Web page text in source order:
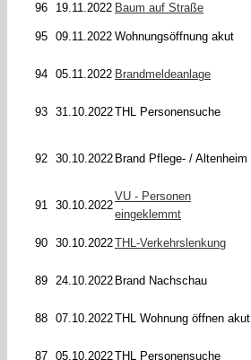
96 19.11.2022 Baum auf Straße
95 09.11.2022 Wohnungsöffnung akut
94 05.11.2022 Brandmeldeanlage
93 31.10.2022THL Personensuche
92 30.10.2022 Brand Pflege- / Altenheim
91 30.10.2022
VU - Personen
eingeklemmt
90 30.10.2022THL-Verkehrslenkung
89 24.10.2022 Brand Nachschau
88 07.10.2022THL Wohnung öffnen akut
87 05.10.2022THL Personensuche